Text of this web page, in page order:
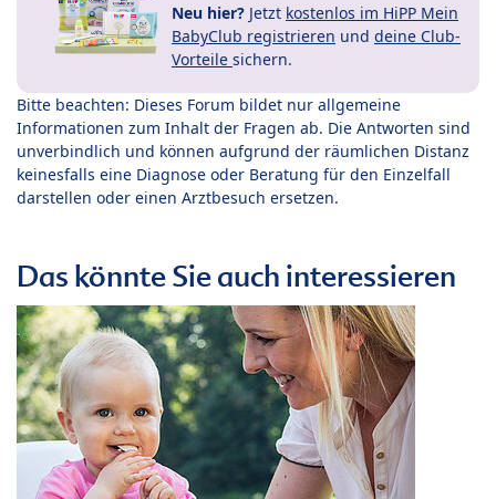
Neu hier? Jetzt kostenlos im HiPP Mein
BabyClub registrieren und deine Club-
Vorteile sichern.
Bitte beachten: Dieses Forum bildet nur allgemeine
Informationen zum Inhalt der Fragen ab. Die Antworten sind
unverbindlich und können aufgrund der räumlichen Distanz
keinesfalls eine Diagnose oder Beratung für den Einzelfall
darstellen oder einen Arztbesuch ersetzen.
Das könnte Sie auch interessieren